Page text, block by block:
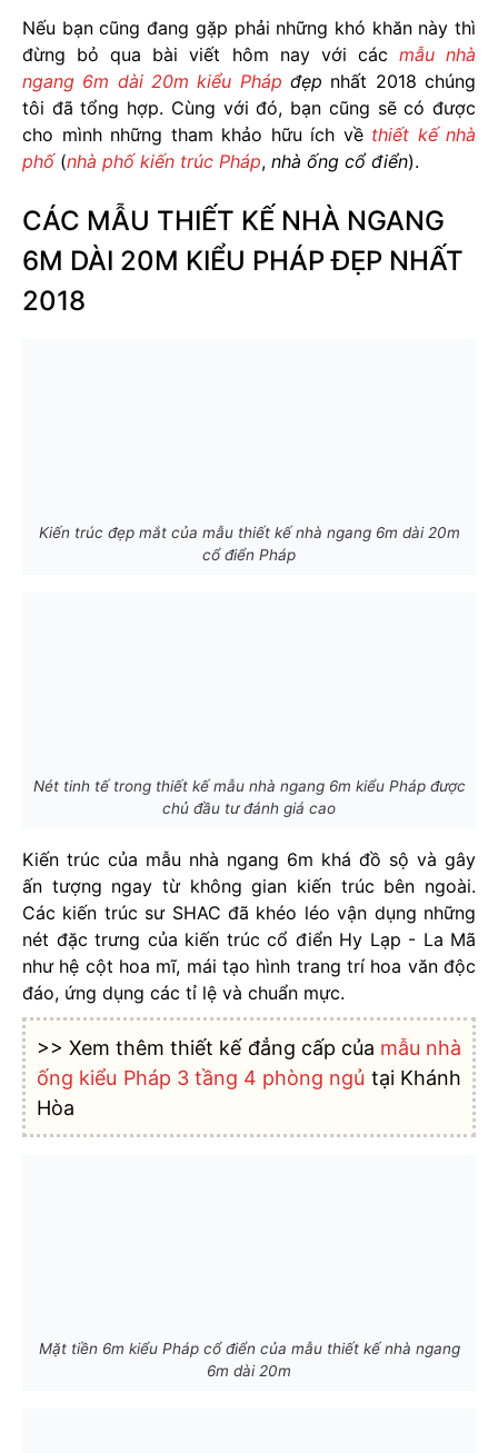
Nếu bạn cũng đang gặp phải những khó khăn này thì
đừng bỏ qua bài viết hôm nay với các mẫu nhà
ngang 6m dài 20m kiểu Pháp đẹp nhất 2018 chúng
tôi đã tổng hợp. Cùng với đó, bạn cũng sẽ có được
cho mình những tham khảo hữu ích về thiết kế nhà
phố(nhà phố kiến trúc Pháp, nhà ống cổ điển).
CÁC MẪU THIẾT KẾ NHÀ NGANG
6M DÀI 20M KIỂU PHÁP ĐẸP NHẤT
2018
Kiến trúc đẹp mắt của mẫu thiết kế nhà ngang 6m dài 20m
cổ điển Pháp
Nét tinh tế trong thiết kế mẫu nhà ngang 6m kiểu Pháp được
chủ đầu tư đánh giá cao
Kiến trúc của mẫu nhà ngang 6m khá đồ sộ và gây
ấn tượng ngay từ không gian kiến trúc bên ngoài.
Các kiến trúc sư SHAC đã khéo léo vận dụng những
nét đặc trưng của kiến trúc cổ điển Hy Lạp - La Mã
như hệ cột hoa mĩ, mái tạo hình trang trí hoa văn độc
đáo, ứng dụng các tỉ lệ và chuẩn mực.
>> Xem thêm thiết kế đẳng cấp của mẫu nhà
ống kiểu Pháp 3 tầng 4 phòng ngủ tại Khánh
Hòa
Mặt tiền 6m kiểu Pháp cổ điển của mẫu thiết kế nhà ngang
6m dài 20m